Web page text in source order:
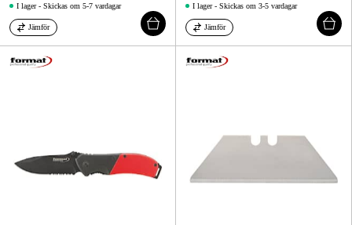
I lager - Skickas om 5-7 vardagar
Jämför
I lager - Skickas om 3-5 vardagar
Jämför